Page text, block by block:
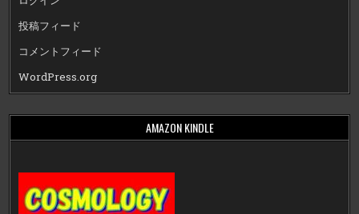
投稿フィード
コメントフィード
WordPress.org
AMAZON KINDLE